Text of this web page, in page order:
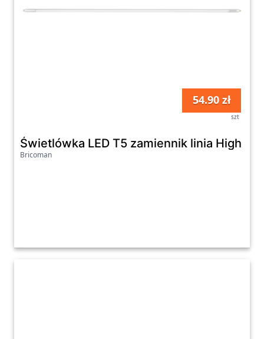
54.90 zł
szt
Świetlówka LED T5 zamiennik linia High
Bricoman